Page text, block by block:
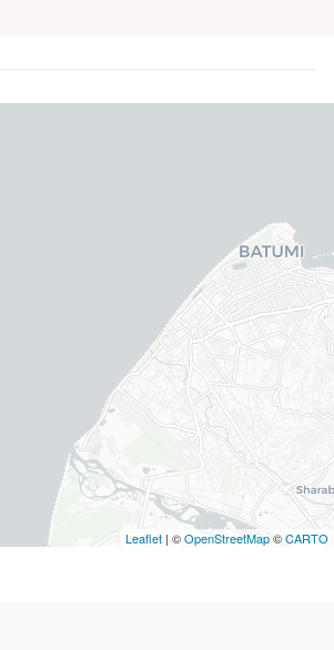
Leaflet | ©OpenStreetMap©CARTO